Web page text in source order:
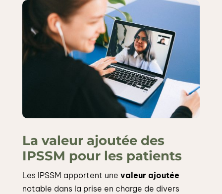
La valeur ajoutée des
IPSSM pour les patients
Les IPSSM apportent une valeur ajoutée
notable dans la prise en charge de divers